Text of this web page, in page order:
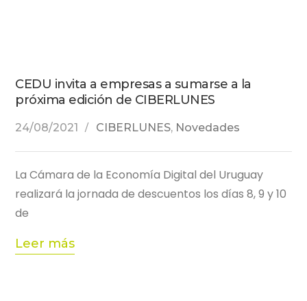
CEDU invita a empresas a sumarse a la
próxima edición de CIBERLUNES
24/08/2021 CIBERLUNES, Novedades
La Cámara de la Economía Digital del Uruguay
realizará la jornada de descuentos los días 8, 9 y 10
de
Leer más